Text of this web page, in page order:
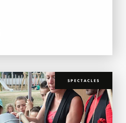
SPECTACLES